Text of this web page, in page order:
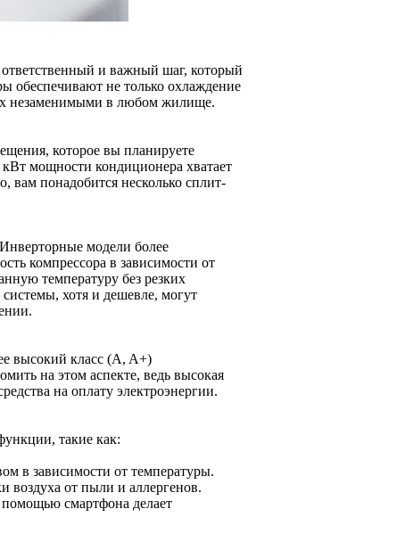
и важный шаг, который
обеспечивают не только охлаждение
незаменимыми в любом жилище.
которое вы планируете
мощности кондиционера хватает
понадобится несколько сплит-
модели более
компрессора в зависимости от
температуру без резких
хотя и дешевле, могут
высокий класс (A, A+)
на этом аспекте, ведь высокая
на оплату электроэнергии.
такие как:
в зависимости от температуры.
воздуха от пыли и аллергенов.
смартфона делает